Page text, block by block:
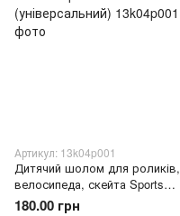
Артикул: 13k04p001
Дитячий шолом для роликів,
велосипеда, скейта Sports
Helmet (універсальний)
180.00 грн